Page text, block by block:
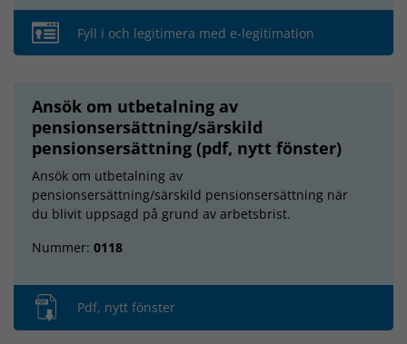
Fyll i och legitimera med e-legitimation
Ansök om utbetalning av
pensionsersättning/särskild
pensionsersättning (pdf, nytt fönster)
Ansök om utbetalning av
pensionsersättning/särskild pensionsersättning när
du blivit uppsagd på grund av arbetsbrist.
Nummer: 0118
Pdf, nytt fönster